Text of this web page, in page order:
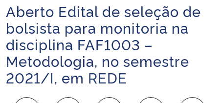
Ministério da Infraestrutura
Ministério da Agricultura, Pecuária e Abastecimento
Ministério da Educação
Ministério da Cidadania
Início do conteúdo
Aberto Edital de seleção de
bolsista para monitoria na
disciplina FAF1003 –
Metodologia, no semestre
2021/I, em REDE